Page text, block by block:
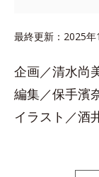
最終更新：2025
企画／清水尚
編集／保手濱
イラスト／酒